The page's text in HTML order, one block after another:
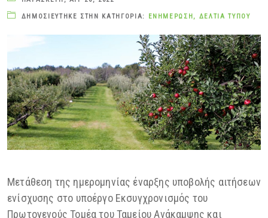
ΔΗΜΟΣΙΕΎΤΗΚΕ ΣΤΗΝ ΚΑΤΗΓΟΡΊΑ: ΕΝΗΜΈΡΩΣΗ, ΔΕΛΤΊΑ ΤΎΠΟΥ
Μετάθεση της ημερομηνίας έναρξης υποβολής αιτήσεων
ενίσχυσης στο υποέργο Εκσυγχρονισμός του
Πρωτογενούς Τομέα του Ταμείου Ανάκαμψης και